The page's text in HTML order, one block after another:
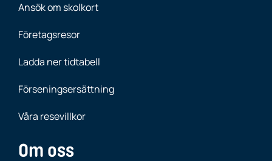
Ansök om skolkort
Företagsresor
Ladda ner tidtabell
Förseningsersättning
Våra resevillkor
Om oss